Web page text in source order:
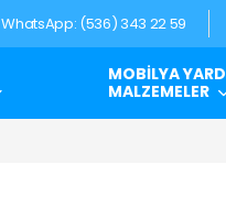
WhatsApp: (536) 343 22 59
MOBİLYA
MALZEMELER